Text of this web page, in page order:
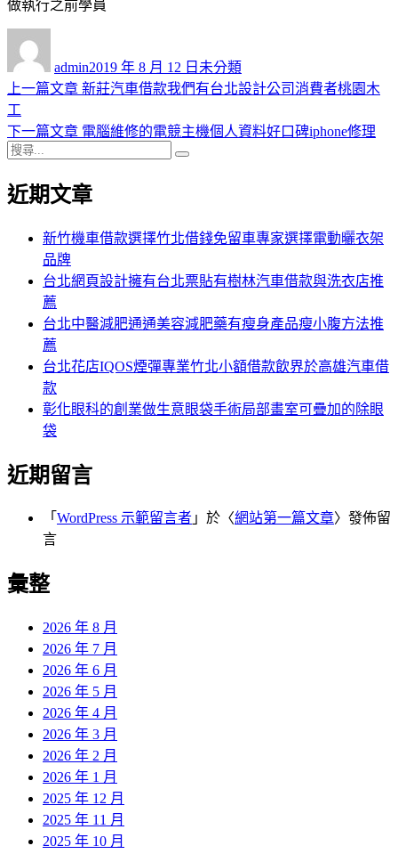
做執行之前學員
admin佈
日
2019 年 8 月 12 日 類
未分類
文
章
導
覽
上一篇文章 上
篇
新莊汽車借款我們有台北設計公司消費者桃園木
工
下一篇文章 下
文
電腦維修的電競主機個人資料好口碑iphone修理
搜
關
近期文章
新竹機車借款選擇竹北借錢免留車專家選擇電動曬衣架
品牌
台北網頁設計擁有台北票貼有樹林汽車借款與洗衣店推
薦
台北中醫減肥通通美容減肥藥有瘦身產品瘦小腹方法推
薦
台北花店IQOS煙彈專業竹北小額借款飲界於高雄汽車借
款
彰化眼科的創業做生意眼袋手術局部畫室可疊加的除眼
袋
近期留言
「 WordPress 示範留言者 」於〈網站第一篇文章〉發佈留
言
彙整
2026 年 8 月
2026 年 7 月
2026 年 6 月
2026 年 5 月
2026 年 4 月
2026 年 3 月
2026 年 2 月
2026 年 1 月
2025 年 12 月
2025 年 11 月
2025 年 10 月